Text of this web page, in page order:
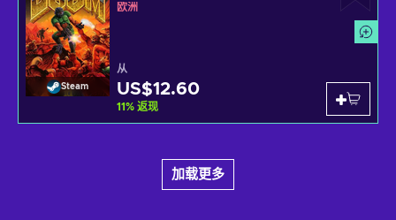
Steam
欧洲
从
US$12.60
11% 返现
加载更多